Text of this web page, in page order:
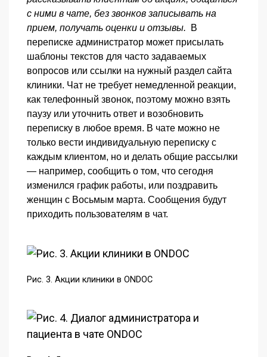
с ними в чате, без звонков записывать на
прием, получать оценки и отзывы.
В
переписке администратор может присылать
шаблоны текстов для часто задаваемых
вопросов или ссылки на нужный раздел сайта
клиники. Чат не требует немедленной реакции,
как телефонный звонок, поэтому можно взять
паузу или уточнить ответ и возобновить
переписку в любое время. В чате можно не
только вести индивидуальную переписку с
каждым клиентом, но и делать общие рассылки
— например, сообщить о том, что сегодня
изменился график работы, или поздравить
женщин с Восьмым марта. Сообщения будут
приходить пользователям в чат.
Рис. 3. Акции клиники в ONDOC